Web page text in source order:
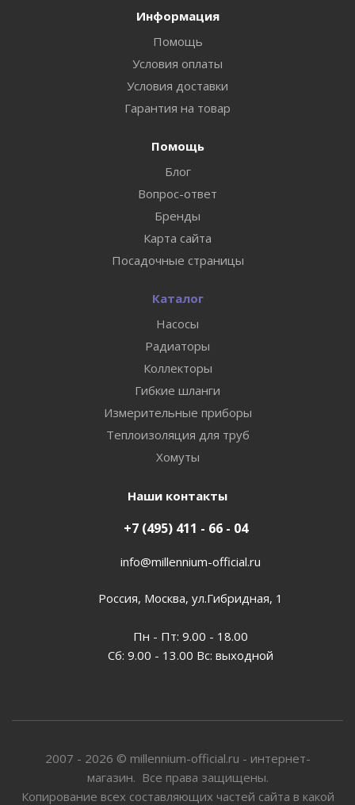
Информация
Помощь
Условия оплаты
Условия доставки
Гарантия на товар
Помощь
Блог
Вопрос-ответ
Бренды
Карта сайта
Посадочные страницы
Каталог
Насосы
Радиаторы
Коллекторы
Гибкие шланги
Измерительные приборы
Теплоизоляция для труб
Хомуты
Наши контакты
+7 (495) 411 - 66 - 04
info@millennium-official.ru
Россия, Москва, ул.Гибридная, 1
Пн - Пт: 9.00 - 18.00
Сб: 9.00 - 13.00 Вс: выходной
2007 - 2026 © millennium-official.ru - интернет-
магазин. Все права защищены.
Копирование всех составляющих частей сайта в какой